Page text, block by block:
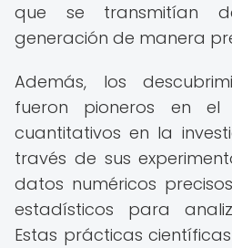
que se transmitían
generación de manera
Además, los
fueron pioneros en
cuantitativos en la
través de sus
datos numéricos
estadísticos para
Estas prácticas